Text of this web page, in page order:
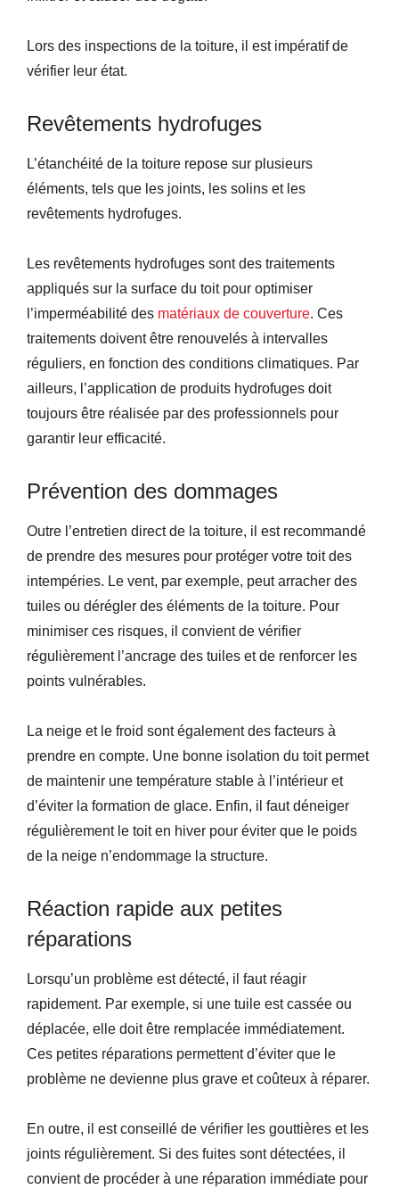
Lors des inspections de la toiture, il est impératif de
vérifier leur état.
Revêtements hydrofuges
L’étanchéité de la toiture repose sur plusieurs
éléments, tels que les joints, les solins et les
revêtements hydrofuges.
Les revêtements hydrofuges sont des traitements
appliqués sur la surface du toit pour optimiser
l’imperméabilité des matériaux de couverture. Ces
traitements doivent être renouvelés à intervalles
réguliers, en fonction des conditions climatiques. Par
ailleurs, l’application de produits hydrofuges doit
toujours être réalisée par des professionnels pour
garantir leur efficacité.
Prévention des dommages
Outre l’entretien direct de la toiture, il est recommandé
de prendre des mesures pour protéger votre toit des
intempéries. Le vent, par exemple, peut arracher des
tuiles ou dérégler des éléments de la toiture. Pour
minimiser ces risques, il convient de vérifier
régulièrement l’ancrage des tuiles et de renforcer les
points vulnérables.
La neige et le froid sont également des facteurs à
prendre en compte. Une bonne isolation du toit permet
de maintenir une température stable à l’intérieur et
d’éviter la formation de glace. Enfin, il faut déneiger
régulièrement le toit en hiver pour éviter que le poids
de la neige n’endommage la structure.
Réaction rapide aux petites
réparations
Lorsqu’un problème est détecté, il faut réagir
rapidement. Par exemple, si une tuile est cassée ou
déplacée, elle doit être remplacée immédiatement.
Ces petites réparations permettent d’éviter que le
problème ne devienne plus grave et coûteux à réparer.
En outre, il est conseillé de vérifier les gouttières et les
joints régulièrement. Si des fuites sont détectées, il
convient de procéder à une réparation immédiate pour